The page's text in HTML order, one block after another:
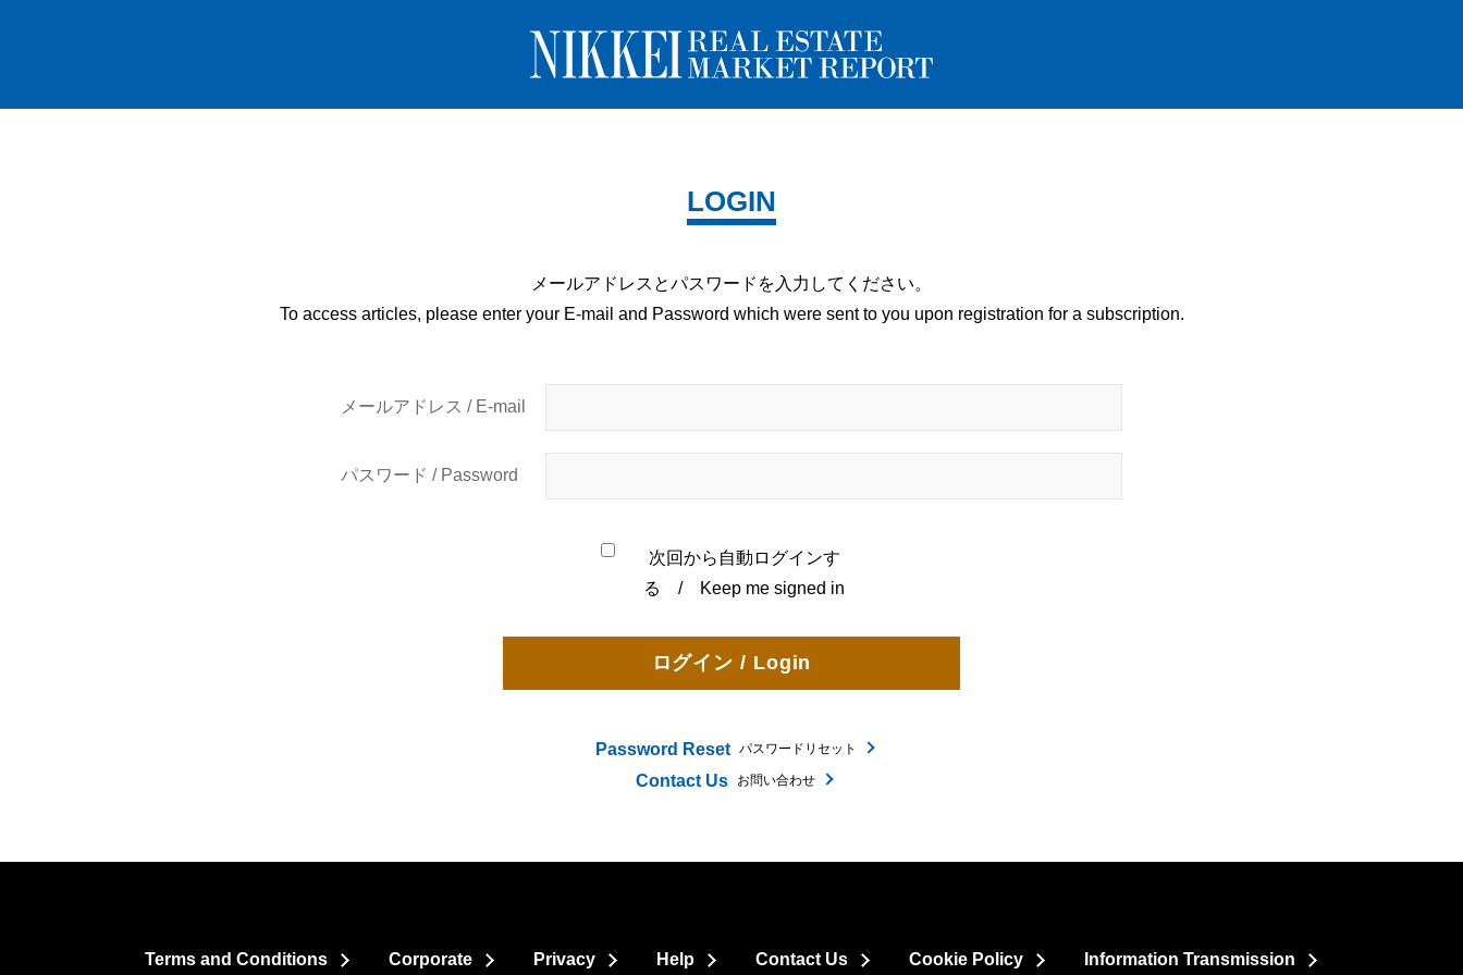
LOGIN
メールアドレスとパスワードを 入力してください。
To access articles, please enter your E-mail and Password which were sent to you upon registration for a subscription.
メールアドレス / E-mail
パスワード / Password
次回から自動ログインす
る / Keep me signed in
Password Reset パスワードリセット
Contact Us お問い合わせ
Terms and Conditions Corporate Privacy Help Contact Us Cookie Policy Information Transmission